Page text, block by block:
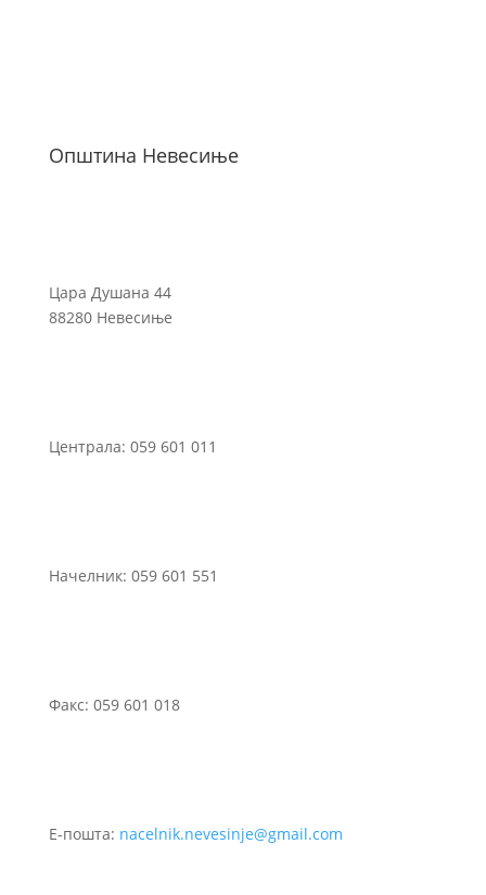
Општина Невесиње
Цара Душана 44
88280 Невесиње
Централа: 059 601 011
Начелник: 059 601 551
Факс: 059 601 018
Е-пошта: nacelnik.nevesinje@gmail.com